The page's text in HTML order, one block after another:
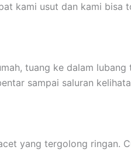
kami usut dan kami bisa
tuang ke dalam lubang
sampai saluran
yang tergolong ringan.